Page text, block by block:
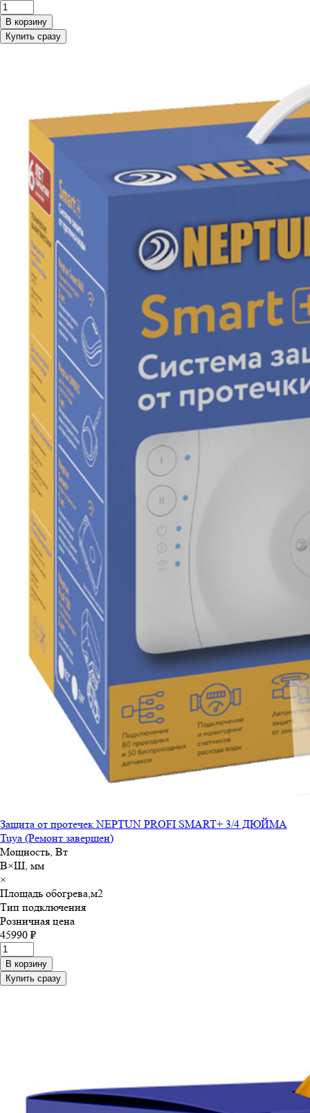
В корзину
Купить сразу
Защита от протечек NEPTUN PROFI SMART+ 3/4 ДЮЙМА
Tuya (Ремонт завершен)
Мощность, Вт
В×Ш, мм
×
Площадь обогрева,м2
Тип подключения
Розничная цена
45990 ₽
В корзину
Купить сразу